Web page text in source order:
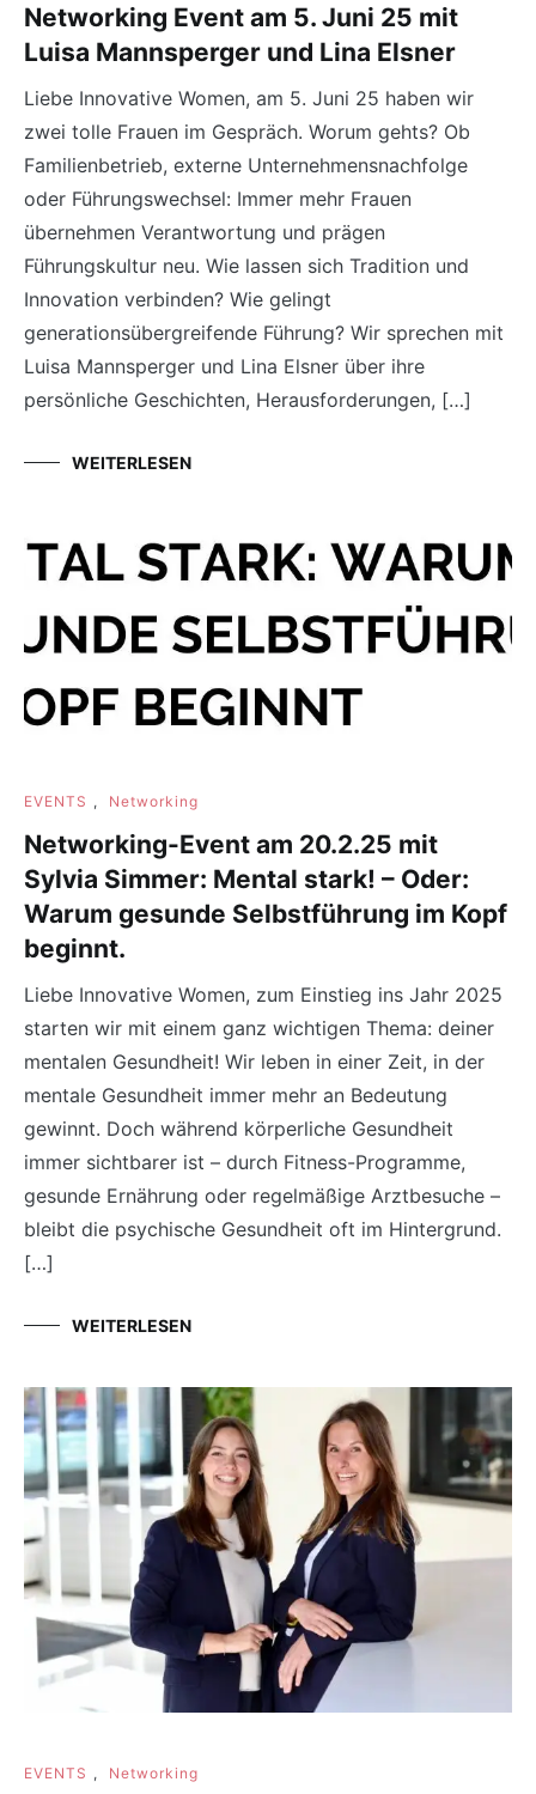
Networking Event am 5. Juni 25 mit
Luisa Mannsperger und Lina Elsner
Liebe Innovative Women, am 5. Juni 25 haben wir
zwei tolle Frauen im Gespräch. Worum gehts? Ob
Familienbetrieb, externe Unternehmensnachfolge
oder Führungswechsel: Immer mehr Frauen
übernehmen Verantwortung und prägen
Führungskultur neu. Wie lassen sich Tradition und
Innovation verbinden? Wie gelingt
generationsübergreifende Führung? Wir sprechen mit
Luisa Mannsperger und Lina Elsner über ihre
persönliche Geschichten, Herausforderungen, […]
WEITERLESEN
EVENTS , Networking
Networking-Event am 20.2.25 mit
Sylvia Simmer: Mental stark! – Oder:
Warum gesunde Selbstführung im Kopf
beginnt.
Liebe Innovative Women, zum Einstieg ins Jahr 2025
starten wir mit einem ganz wichtigen Thema: deiner
mentalen Gesundheit! Wir leben in einer Zeit, in der
mentale Gesundheit immer mehr an Bedeutung
gewinnt. Doch während körperliche Gesundheit
immer sichtbarer ist – durch Fitness-Programme,
gesunde Ernährung oder regelmäßige Arztbesuche –
bleibt die psychische Gesundheit oft im Hintergrund.
[…]
WEITERLESEN
EVENTS , Networking